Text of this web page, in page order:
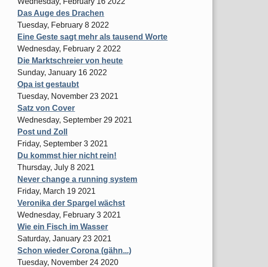
Das Auge des Drachen
Tuesday, February 8 2022
Eine Geste sagt mehr als tausend Worte
Wednesday, February 2 2022
Die Marktschreier von heute
Sunday, January 16 2022
Opa ist gestaubt
Tuesday, November 23 2021
Satz von Cover
Wednesday, September 29 2021
Post und Zoll
Friday, September 3 2021
Du kommst hier nicht rein!
Thursday, July 8 2021
Never change a running system
Friday, March 19 2021
Veronika der Spargel wächst
Wednesday, February 3 2021
Wie ein Fisch im Wasser
Saturday, January 23 2021
Schon wieder Corona (gähn...)
Tuesday, November 24 2020